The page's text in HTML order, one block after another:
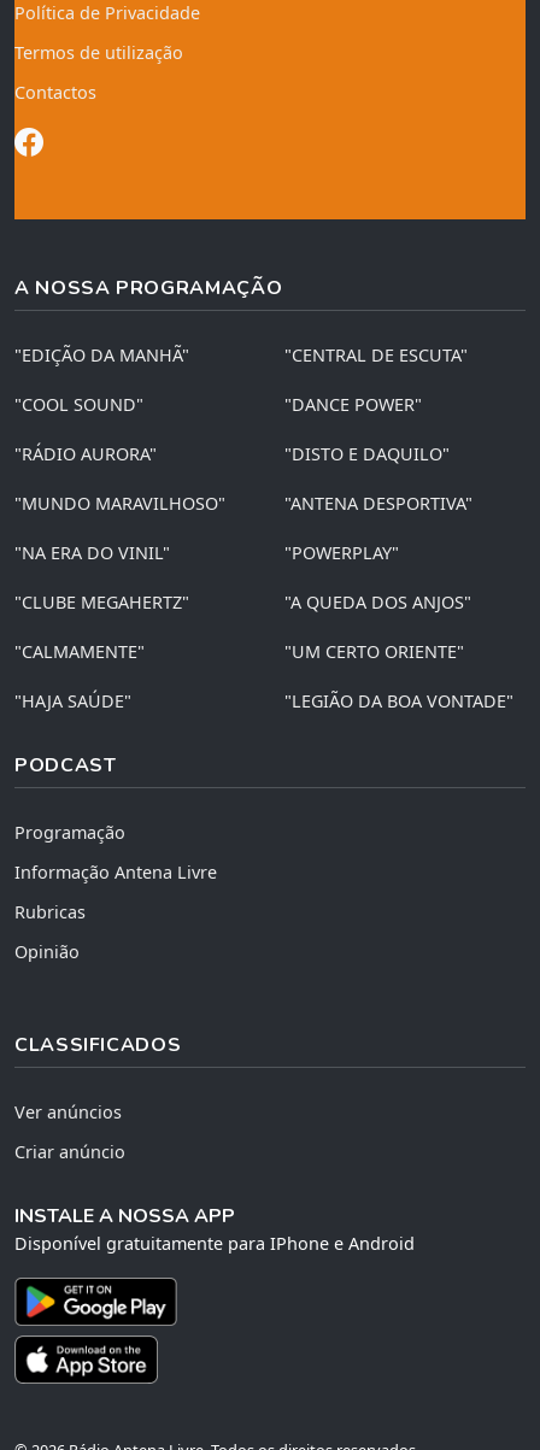
Política de Privacidade
Termos de utilização
Contactos
A NOSSA PROGRAMAÇÃO
"EDIÇÃO DA MANHÃ" "CENTRAL DE ESCUTA"
"COOL SOUND" "DANCE POWER"
"RÁDIO AURORA" "DISTO E DAQUILO"
"MUNDO MARAVILHOSO" "ANTENA DESPORTIVA"
"NA ERA DO VINIL" "POWERPLAY"
"CLUBE MEGAHERTZ" "A QUEDA DOS ANJOS"
"CALMAMENTE" "UM CERTO ORIENTE"
"HAJA SAÚDE" "LEGIÃO DA BOA VONTADE"
PODCAST
Programação
Informação Antena Livre
Rubricas
Opinião
CLASSIFICADOS
Ver anúncios
Criar anúncio
INSTALE A NOSSA APP
Disponível gratuitamente para IPhone e Android